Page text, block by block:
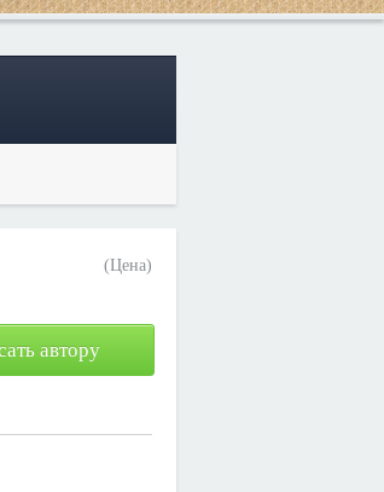
(Цена)
автору